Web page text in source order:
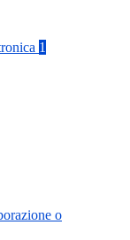
1
o